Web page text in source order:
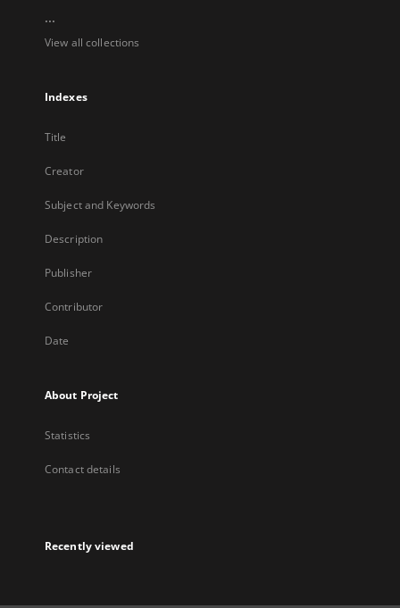
...
View all collections
Indexes
Title
Creator
Subject and Keywords
Description
Publisher
Contributor
Date
About Project
Statistics
Contact details
Recently viewed